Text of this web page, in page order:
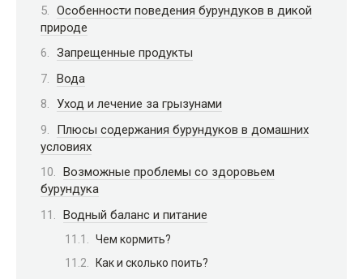
Особенности поведения бурундуков в дикой
природе
Запрещенные продукты
Вода
Уход и лечение за грызунами
Плюсы содержания бурундуков в домашних
условиях
Возможные проблемы со здоровьем
бурундука
Водный баланс и питание
Чем кормить?
Как и сколько поить?